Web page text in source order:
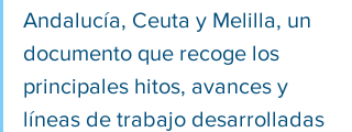
Andalucía, Ceuta y Melilla, un
documento que recoge los
principales hitos, avances y
líneas de trabajo desarrolladas